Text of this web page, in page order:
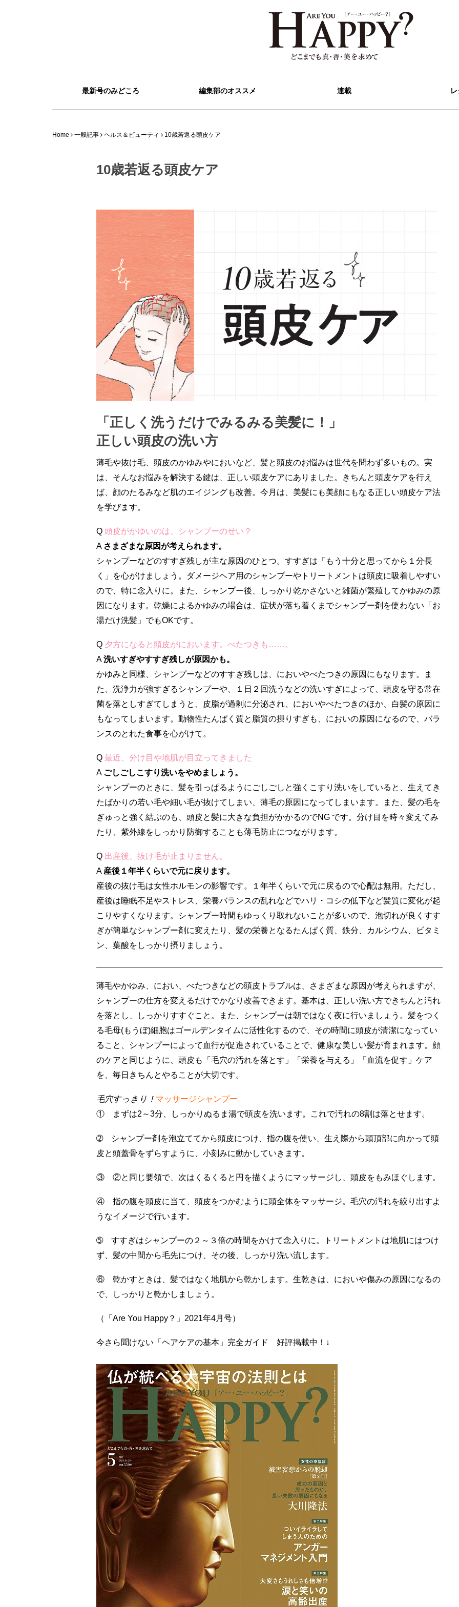
最新号のみどころ 編集部のオススメ 連載
Home 一般記事 ヘルス＆ビューティ 10歳若返る頭皮ケア
10歳若返る頭皮ケア
「正しく洗うだけでみるみる美髪に！」
正しい頭皮の洗い方
薄毛や抜け毛、頭皮のかゆみやにおいなど、髪と頭皮のお悩みは世代を問わず多いもの。実
は、そんなお悩みを解決する鍵は、正しい頭皮ケアにありました。きちんと頭皮ケアを行え
ば、顔のたるみなど肌のエイジングも改善。今月は、美髪にも美顔にもなる正しい頭皮ケア法
を学びます。
Q 頭皮がかゆいのは、シャンプーのせい？
A さまざまな原因が考えられます。
シャンプーなどのすすぎ残しが主な原因のひとつ。すすぎは「もう十分と思ってから１分長
く」を心がけましょう。ダメージヘア用のシャンプーやトリートメントは頭皮に吸着しやすい
ので、特に念入りに。また、シャンプー後、しっかり乾かさないと雑菌が繁殖してかゆみの原
因になります。乾燥によるかゆみの場合は、症状が落ち着くまでシャンプー剤を使わない「お
湯だけ洗髪」でもOKです。
Q 夕方になると頭皮がにおいます。べたつきも……。
A洗いすぎやすすぎ残しが原因かも。
かゆみと同様、シャンプーなどのすすぎ残しは、においやべたつきの原因にもなります。ま
た、洗浄力が強すぎるシャンプーや、１日２回洗うなどの洗いすぎによって、頭皮を守る常在
菌を落としすぎてしまうと、皮脂が過剰に分泌され、においやべたつきのほか、白髪の原因に
もなってしまいます。動物性たんぱく質と脂質の摂りすぎも、においの原因になるので、バラ
ンスのとれた食事を心がけて。
Q 最近、分け目や地肌が目立ってきました
A ごしごしこすり洗いをやめましょう。
シャンプーのときに、髪を引っぱるようにごしごしと強くこすり洗いをしていると、生えてき
たばかりの若い毛や細い毛が抜けてしまい、薄毛の原因になってしまいます。また、髪の毛を
ぎゅっと強く結ぶのも、頭皮と髪に大きな負担がかかるのでNG です。分け目を時々変えてみ
たり、紫外線をしっかり防御することも薄毛防止につながります。
Q 出産後、抜け毛が止まりません。
A 産後１年半くらいで元に戻ります。
産後の抜け毛は女性ホルモンの影響です。１年半くらいで元に戻るので心配は無用。ただし、
産後は睡眠不足やストレス、栄養バランスの乱れなどでハリ・コシの低下など髪質に変化が起
こりやすくなります。シャンプー時間もゆっくり取れないことが多いので、泡切れが良くすす
ぎが簡単なシャンプー剤に変えたり、髪の栄養となるたんぱく質、鉄分、カルシウム、ビタミ
ン、葉酸をしっかり摂りましょう。
薄毛やかゆみ、におい、べたつきなどの頭皮トラブルは、さまざまな原因が考えられますが、
シャンプーの仕方を変えるだけでかなり改善できます。基本は、正しい洗い方できちんと汚れ
を落とし、しっかりすすぐこと。また、シャンプーは朝ではなく夜に行いましょう。髪をつく
る毛母(もうぼ)細胞はゴールデンタイムに活性化するので、その時間に頭皮が清潔になってい
ること、シャンプーによって血行が促進されていることで、健康な美しい髪が育まれます。顔
のケアと同じように、頭皮も「毛穴の汚れを落とす」「栄養を与える」「血流を促す」ケア
を、毎日きちんとやることが大切です。
毛穴すっきり！ マッサージシャンプー
① まずは2～3分、しっかりぬるま湯で頭皮を洗います。これで汚れの8割は落とせます。
➁ シャンプー剤を泡立ててから頭皮につけ、指の腹を使い、生え際から頭頂部に向かって頭
皮と頭蓋骨をずらすように、小刻みに動かしていきます。
③ ②と同じ要領で、次はくるくると円を描くようにマッサージし、頭皮をもみほぐします。
④ 指の腹を頭皮に当て、頭皮をつかむように頭全体をマッサージ。毛穴の汚れを絞り出すよ
うなイメージで行います。
➄ すすぎはシャンプーの２～３倍の時間をかけて念入りに。トリートメントは地肌にはつけ
ず、髪の中間から毛先につけ、その後、しっかり洗い流します。
⑥ 乾かすときは、髪ではなく地肌から乾かします。生乾きは、においや傷みの原因になるの
で、しっかりと乾かしましょう。
（「Are You Happy？」2021年4月号）
今さら聞けない「ヘアケアの基本」完全ガイド 好評掲載中！↓